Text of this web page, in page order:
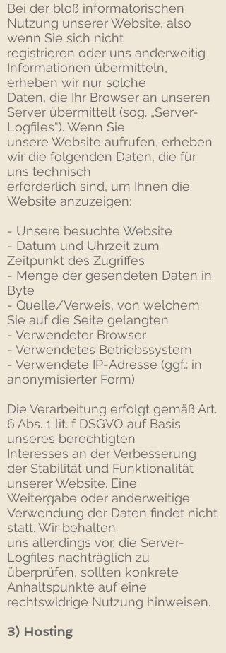
Bei der bloß informatorischen
Nutzung unserer Website, also
wenn Sie sich nicht
registrieren oder uns anderweitig
Informationen übermitteln,
erheben wir nur solche
Daten, die Ihr Browser an unseren
Server übermittelt (sog. „Server-
Logfiles“). Wenn Sie
unsere Website aufrufen, erheben
wir die folgenden Daten, die für
uns technisch
erforderlich sind, um Ihnen die
Website anzuzeigen:
- Unsere besuchte Website
- Datum und Uhrzeit zum
Zeitpunkt des Zugriffes
- Menge der gesendeten Daten in
Byte
- Quelle/Verweis, von welchem
Sie auf die Seite gelangten
- Verwendeter Browser
- Verwendetes Betriebssystem
- Verwendete IP-Adresse (ggf.: in
anonymisierter Form)
Die Verarbeitung erfolgt gemäß Art.
6 Abs. 1 lit. f DSGVO auf Basis
unseres berechtigten
Interesses an der Verbesserung
der Stabilität und Funktionalität
unserer Website. Eine
Weitergabe oder anderweitige
Verwendung der Daten findet nicht
statt. Wir behalten
uns allerdings vor, die Server-
Logfiles nachträglich zu
überprüfen, sollten konkrete
Anhaltspunkte auf eine
rechtswidrige Nutzung hinweisen.
3) Hosting